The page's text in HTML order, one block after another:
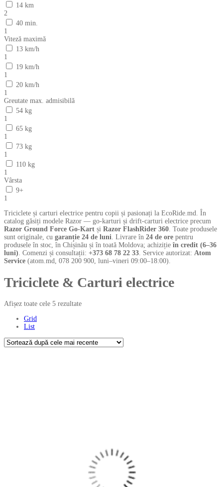
14 km
2
40 min.
1
Viteză maximă
13 km/h
1
19 km/h
1
20 km/h
1
Greutate max. admisibilă
54 kg
1
65 kg
1
73 kg
1
110 kg
1
Vârsta
9+
1
Triciclete și carturi electrice pentru copii și pasionați la EcoRide.md. În
catalog găsiți modele Razor — go-karturi și drift-carturi electrice precum
Razor Ground Force Go-Kart și Razor FlashRider 360. Toate produsele
sunt originale, cu garanție 24 de luni. Livrare în 24 de ore pentru
produsele în stoc, în Chișinău și în toată Moldova; achiziție în credit (6–36
luni). Comenzi și consultații: +373 68 78 22 33. Service autorizat: Atom
Service (atom.md, 078 200 900, luni–vineri 09:00–18:00).
Triciclete & Carturi electrice
Afișez toate cele 5 rezultate
Grid
List